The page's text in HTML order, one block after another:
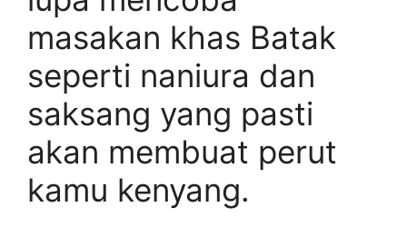
masakan khas Batak
seperti naniura dan
saksang yang pasti
akan membuat perut
kamu kenyang.